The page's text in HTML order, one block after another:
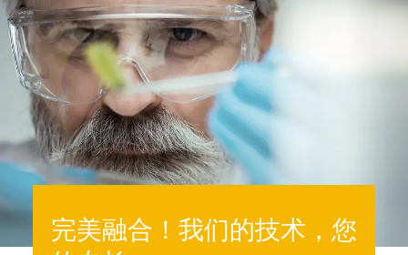
完美融合！我们的技术，您